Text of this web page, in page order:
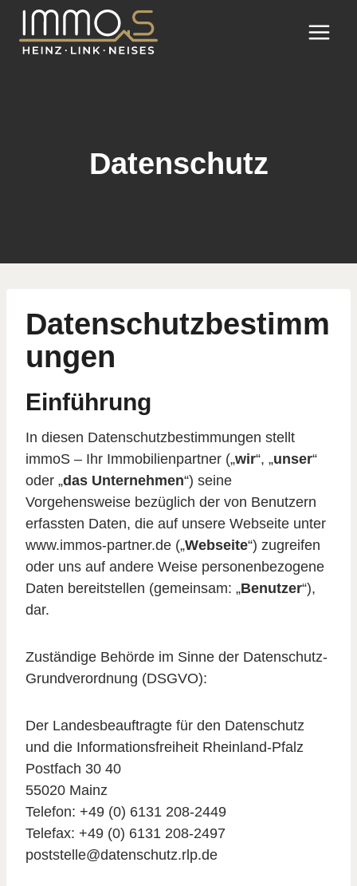
Skip
content
Datenschutz
Datenschutzbestimm
ungen
Einführung
In diesen Datenschutzbestimmungen stellt
immoS – Ihr Immobilienpartner („wir“, „unser“
oder „das Unternehmen“) seine
Vorgehensweise bezüglich der von Benutzern
erfassten Daten, die auf unsere Webseite unter
www.immos-partner.de („Webseite“) zugreifen
oder uns auf andere Weise personenbezogene
Daten bereitstellen (gemeinsam: „Benutzer“),
dar.
Zuständige Behörde im Sinne der Datenschutz-
Grundverordnung (DSGVO):
Der Landesbeauftragte für den Datenschutz
und die Informationsfreiheit Rheinland-Pfalz
Postfach 30 40
55020 Mainz
Telefon: +49 (0) 6131 208-2449
Telefax: +49 (0) 6131 208-2497
poststelle@datenschutz.rlp.de